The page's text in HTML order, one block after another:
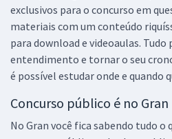
exclusivos para o concurso em
materiais com um conteúdo
para download e videoaulas.
entendimento e tornar o seu
é possível estudar onde e quando
Concurso público é no Gran
No Gran você fica sabendo tudo o